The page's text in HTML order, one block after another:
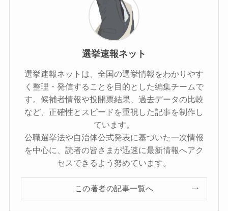
選挙速報ネット
選挙速報ネットは、全国の選挙情報をわかりやす
く整理・発信することを目的とした編集チームで
す。候補者情報や投開票結果、過去データの比較
など、正確性とスピードを重視した記事を制作し
ています。
公職選挙法や自治体公式発表に基づいた一次情報
を中心に、読者の皆さまが迅速に最新情報へアク
セスできるよう努めています。
この著者の記事一覧へ